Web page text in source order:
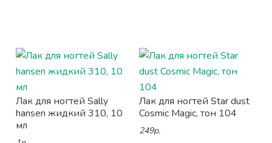
Лак для ногтей Sally
hansen жидкий 310, 10
мл
Лак для ногтей Star dust
Cosmic Magic, тон 104
249р.